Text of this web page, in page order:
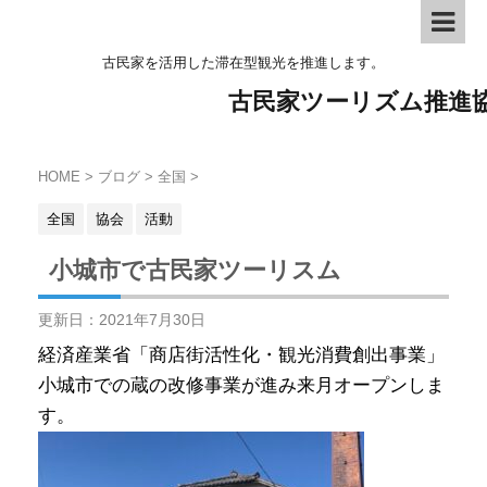
古民家を活用した滞在型観光を推進します。
古民家ツーリズム推進
HOME > ブログ > 全国 >
全国 協会 活動
小城市で古民家ツーリスム
更新日： 2021年7月30日
経済産業省「商店街活性化・観光消費創出事業」
小城市での蔵の改修事業が進み来月オープンしま
す。